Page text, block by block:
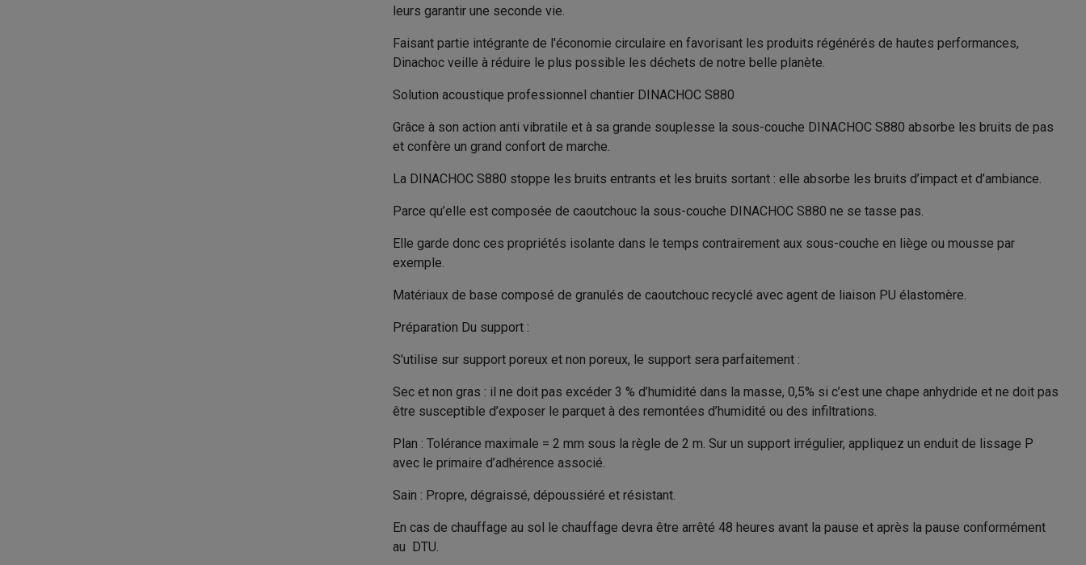
leurs garantir une seconde vie.
Faisant partie intégrante de l'économie circulaire en favorisant les produits régénérés de hautes performances,
Dinachoc veille à réduire le plus possible les déchets de notre belle planète.
Solution acoustique professionnel chantier DINACHOC S880
Grâce à son action anti vibratile et à sa grande souplesse la sous-couche DINACHOC S880 absorbe les bruits de pas
et confère un grand confort de marche.
La DINACHOC S880 stoppe les bruits entrants et les bruits sortant : elle absorbe les bruits d’impact et d’ambiance.
Parce qu’elle est composée de caoutchouc la sous-couche DINACHOC S880 ne se tasse pas.
Elle garde donc ces propriétés isolante dans le temps contrairement aux sous-couche en liège ou mousse par
exemple.
Matériaux de base composé de granulés de caoutchouc recyclé avec agent de liaison PU élastomère.
Préparation Du support :
S'utilise sur support poreux et non poreux, le support sera parfaitement :
Sec et non gras : il ne doit pas excéder 3 % d’humidité dans la masse, 0,5% si c’est une chape anhydride et ne doit pas
être susceptible d’exposer le parquet à des remontées d’humidité ou des infiltrations.
Plan : Tolérance maximale = 2 mm sous la règle de 2 m. Sur un support irrégulier, appliquez un enduit de lissage P
avec le primaire d’adhérence associé.
Sain : Propre, dégraissé, dépoussiéré et résistant.
En cas de chauffage au sol le chauffage devra être arrêté 48 heures avant la pause et après la pause conformément
au DTU.